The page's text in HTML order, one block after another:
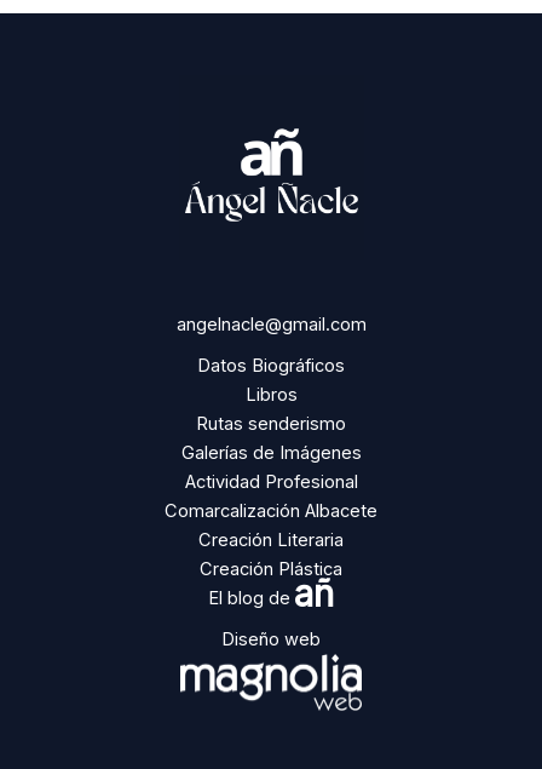
angelnacle@gmail.com
Datos Biográficos
Libros
Rutas senderismo
Galerías de Imágenes
Actividad Profesional
Comarcalización Albacete
Creación Literaria
Creación Plástica
El blog de añ
Diseño web